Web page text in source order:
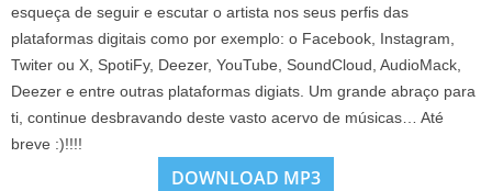
esqueça de seguir e escutar o artista nos seus perfis das
plataformas digitais como por exemplo: o Facebook, Instagram,
Twiter ou X, SpotiFy, Deezer, YouTube, SoundCloud, AudioMack,
Deezer e entre outras plataformas digiats. Um grande abraço para
ti, continue desbravando deste vasto acervo de músicas… Até
breve :)!!!!
DOWNLOAD MP3